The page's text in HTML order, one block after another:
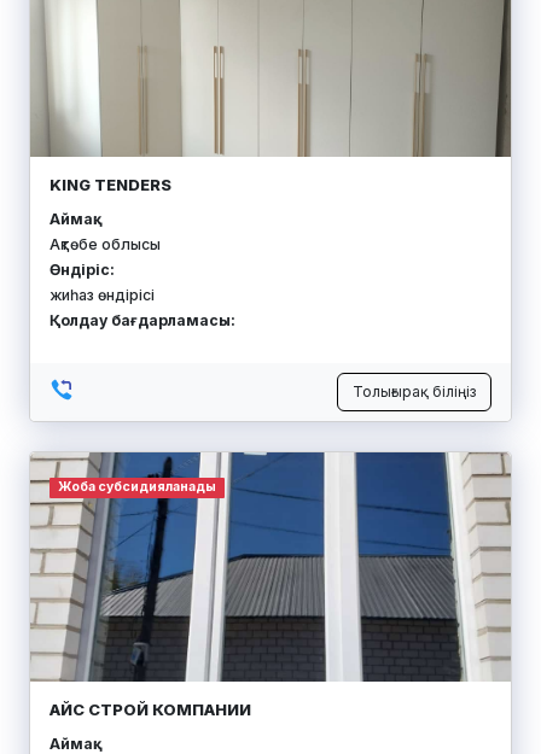
KING TENDERS
Аймақ:
Ақтөбе облысы
Өндіріс:
жиһаз өндірісі
Қолдау бағдарламасы:
Толығырақ біліңіз
Жоба субсидияланады
АЙС СТРОЙ КОМПАНИИ
Аймақ: